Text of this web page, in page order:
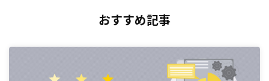
おすすめ記事